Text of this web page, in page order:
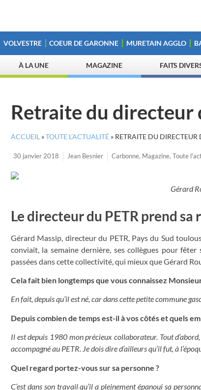
VOLVESTRE COEUR DE GARONNE MURETAIN AGGLO
À LA UNE MAGAZINE FAITS
Retraite du directeur
ACCUEIL »TOUTE L’ACTUALITÉ » RETRAITE DU DIRECTEUR
30 janvier 2018 Jean Besnier Carbonne, Magazine, Toute
Gérard
Le directeur du PETR prend
Gérard Massip, directeur du PETR, Pays du Sud
conviait, la semaine dernière, ses collègues pour
passées dans cette collectivité, qui mieux que Gérard
Cela fait bien longtemps que vous connaissez
En fait, depuis qu’il est né, car dans cette petite commune
Depuis combien de temps est-il à vos côtés et quels
Il est depuis 1980 mon précieux collaborateur. Tout
accompagné au PETR. Je dois dire d’ailleurs qu’il fut, à
Quel regard portez-vous sur sa personne ?
C’est dans son travail qu’il a pleinement épanoui sa